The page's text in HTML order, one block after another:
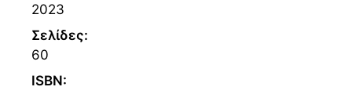
2023
Σελίδες:
60
ISBN: